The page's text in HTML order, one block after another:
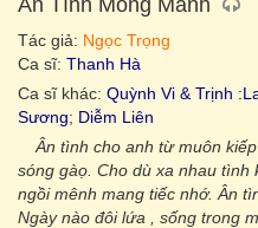
Ân Tình Mong Manh
Tác giả: Ngọc Trọng
Ca sĩ: Thanh Hà
Ca sĩ khác: Quỳnh Vi & Trịnh
Sương; Diễm Liên
Ân tình cho anh từ muôn
sóng gàọ. Cho dù xa nhau tình
ngồi mênh mang tiếc nhớ. Ân
Ngày nào đôi lứa , sống trong